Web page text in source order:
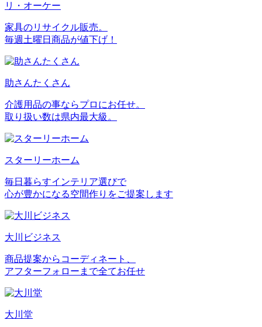
リ・オーケー
家具のリサイクル販売。
毎週土曜日商品が値下げ！
助さんたくさん
介護用品の事ならプロにお任せ。
取り扱い数は県内最大級。
スターリーホーム
毎日暮らすインテリア選びで
心が豊かになる空間作りをご提案します
大川ビジネス
商品提案からコーディネート、
アフターフォローまで全てお任せ
大川堂